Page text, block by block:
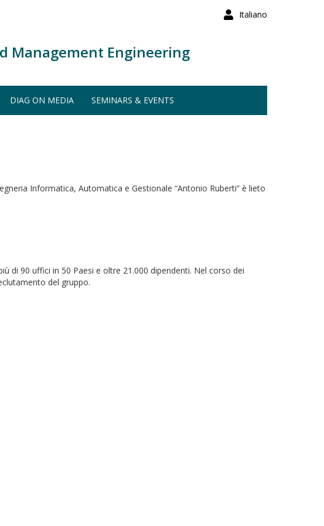
Italiano
Management Engineering
DIAG ON MEDIA SEMINARS & EVENTS
Informatica, Automatica e Gestionale “Antonio Ruberti” è lieto
di 90 uffici in 50 Paesi e oltre 21.000 dipendenti. Nel corso dei
del gruppo.